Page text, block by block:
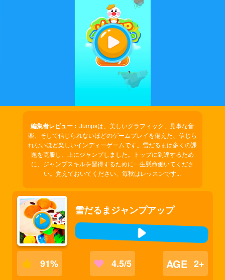
Play
Video
編集者レビュー :Jumpsは、美しいグラフィック、見事な音
楽、そして信じられないほどのゲームプレイを備えた、信じら
れないほど楽しいインディーゲームです。雪だるまは多くの課
題を克服し、上にジャンプしました。トップに到達するため
に、ジャンプスキルを習得するために一生懸命働いてくださ
い。覚えておいてください、毎秋はレッスンです...
雪だるまジャンプアップ
91% 4.5/5 AGE 2+